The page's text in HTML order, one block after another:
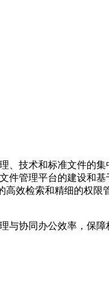
技术和标准文件的
管理平台的建设和
效检索和精细的权
协同办公效率，保